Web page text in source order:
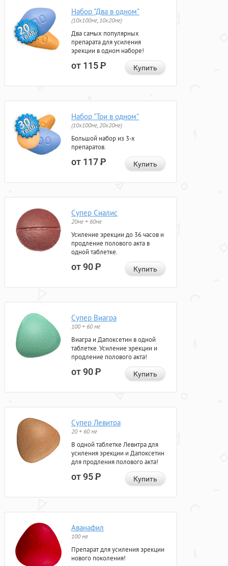
Набор "Два в одном"
(10x100мг, 10x20мг)
Два самых популярных
препарата для усиления
эрекции в одном наборе!
от 115Р Купить
Набор "Три в одном"
(10x100мг, 20x20мг)
Большой набор из 3-х
препаратов.
от 117Р Купить
Супер Сиалис
20мг + 60мг
Усиление эрекции до 36 часов и
продление полового акта в
одной таблетке.
от 90Р Купить
Супер Виагра
100 + 60 мг
Виагра и Дапоксетин в одной
таблетке. Усиление эрекции и
продление полового акта!
от 90Р Купить
Супер Левитра
20 + 60 мг
В одной таблетке Левитра для
усиления эрекции и Дапоксетин
для продления полового акта!
от 95Р Купить
Аванафил
100 мг
Препарат для усиления эрекции
нового поколения!